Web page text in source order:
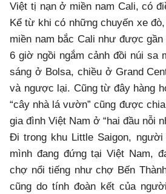
Việt tị nạn ở miền nam Cali, có
Kể từ khi có những chuyến xe
miền nam bắc Cali như được
6 giờ ngồi ngắm cảnh đồi núi sa
sáng ở Bolsa, chiều ở Grand
và ngược lại. Cũng từ đây hàng
“cây nhà lá vườn” cũng được
gia đình Việt Nam ở “hai đầu nỗi
Đi trong khu Little Saigon,
mình đang đứng tại Việt Nam,
chợ nổi tiếng như chợ Bến
cũng do tính đoàn kết của